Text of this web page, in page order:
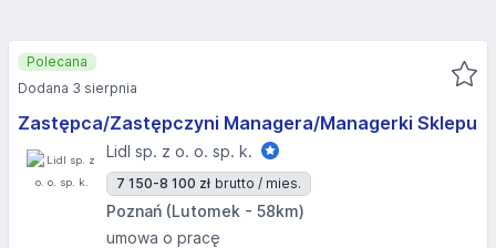
Zastępca/Zastępczyni Managera/Managerki Sklepu
Lidl sp. z o. o. sp. k.
7 150-8 100 zł brutto / mies.
Poznań (Lutomek - 58km)
umowa o pracę
Polecana
Dodana 3 sierpnia